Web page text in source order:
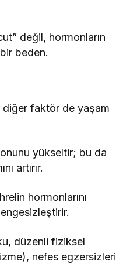
değil, hormonların
beden.
diğer faktör de yaşam
yükseltir; bu da
artırır.
hormonlarını
düzenli fiziksel
nefes egzersizleri